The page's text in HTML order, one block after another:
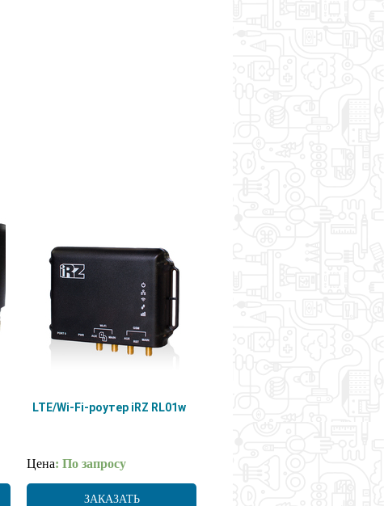
LTE/Wi-Fi-роутер iRZ RL01w
Цена: По запросу
ЗАКАЗАТЬ